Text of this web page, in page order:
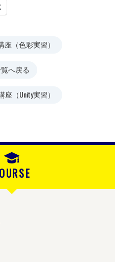
座（色彩実習）
へ戻る
座（Unity実習）